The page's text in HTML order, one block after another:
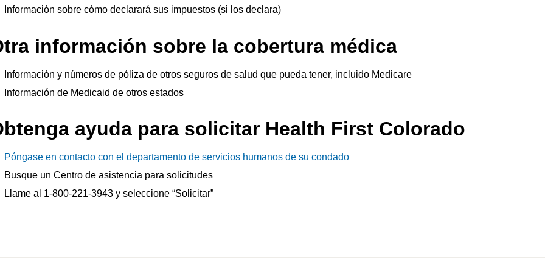
Información sobre cómo declarará sus impuestos (si los declara)
información sobre la cobertura médica
Información y números de póliza de otros seguros de salud que pueda tener, incluido Medicare
Información de Medicaid de otros estados
ayuda para solicitar Health First Colorado
Póngase en contacto con el departamento de servicios humanos de su condado
Busque un Centro de asistencia para solicitudes
Llame al 1-800-221-3943 y seleccione “Solicitar”